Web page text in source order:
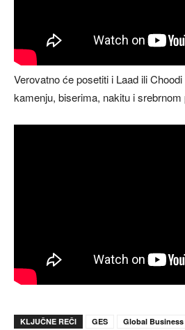
Verovatno će posetiti i Laad ili
kamenju, biserima, nakitu i srebrnom
KLJUČNE REČI GES
Global Business